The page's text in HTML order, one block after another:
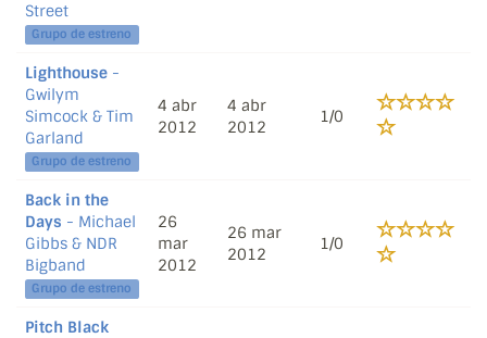
Street
Grupo de estreno
Lighthouse -
Gwilym
Simcock & Tim
Garland
Grupo de estreno
4 abr
2012
4 abr
2012
1/0
Back in the
Days - Michael
Gibbs & NDR
Bigband
Grupo de estreno
26
mar
2012
26 mar
2012
1/0
Pitch Black